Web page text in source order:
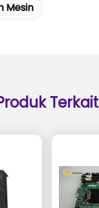
Mesin
Terkait